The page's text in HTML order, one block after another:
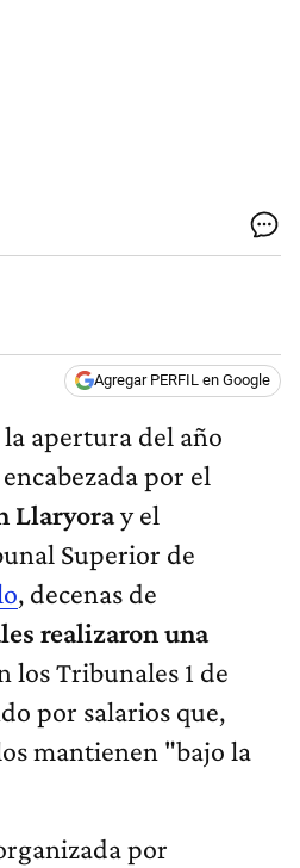
Agregar PERFIL en Google
apertura del año
por el
Llaryoray el
Superior de
, decenas de
realizaron una
los Tribunales 1 de
por salarios que,
mantienen "bajo la
por